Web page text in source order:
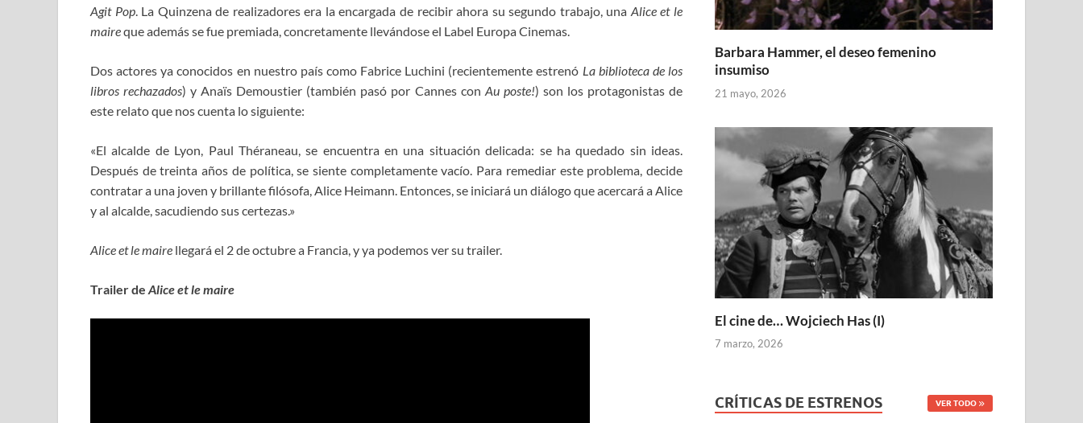
b
o
k
t
e
o
d
n
L
i
k
a
m
e
r
s
t
Agit Pop. La Quinzena de realizadores era la encargada de recibir ahora su segundo trabajo, una Alice et le
maireque además se fue premiada, concretamente llevándose el Label Europa Cinemas.
Dos actores ya conocidos en nuestro país como Fabrice Luchini (recientemente estrenó La biblioteca de los
libros rechazados) y Anaïs Demoustier (también pasó por Cannes con Au poste!) son los protagonistas de
este relato que nos cuenta lo siguiente:
«El alcalde de Lyon, Paul Théraneau, se encuentra en una situación delicada: se ha quedado sin ideas.
Después de treinta años de política, se siente completamente vacío. Para remediar este problema, decide
contratar a una joven y brillante filósofa, Alice Heimann. Entonces, se iniciará un diálogo que acercará a Alice
y al alcalde, sacudiendo sus certezas.»
Alice et le maire llegará el 2 de octubre a Francia, y ya podemos ver su trailer.
Trailer de Alice et le maire
Barbara Hammer, el deseo femenino
insumiso
21 mayo, 2026
El cine de… Wojciech Has (I)
7 marzo, 2026
CRÍTICAS DE ESTRENOS VER TODO